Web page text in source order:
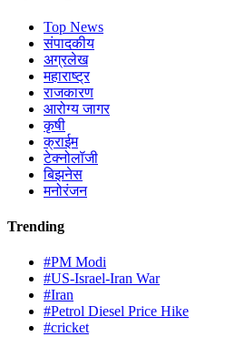
Top News
संपादकीय
अग्रलेख
महाराष्ट्र
राजकारण
आरोग्य जागर
कृषी
क्राईम
टेक्नोलॉजी
बिझनेस
मनोरंजन
Trending
#PM Modi
#US-Israel-Iran War
#Iran
#Petrol Diesel Price Hike
#cricket